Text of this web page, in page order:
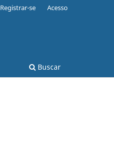
Buscar
Registrar-se Acesso